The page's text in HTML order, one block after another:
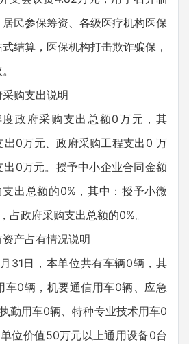
民参保筹资、各级医疗机构医保
结算，医保机构打击欺诈骗保，
购支出说明
政府采购支出总额0万元，其
出0万元、政府采购工程支出0 万
出0万元。授予中小企业合同金额
出总额的0%，其中：授予小微
占政府采购支出总额的0%。
产占有情况说明
31日，本单位共有车辆0辆，其
车0辆，机要通信用车0辆、应急
勤用车0辆、特种专业技术用车0
位价值50万元以上通用设备0台